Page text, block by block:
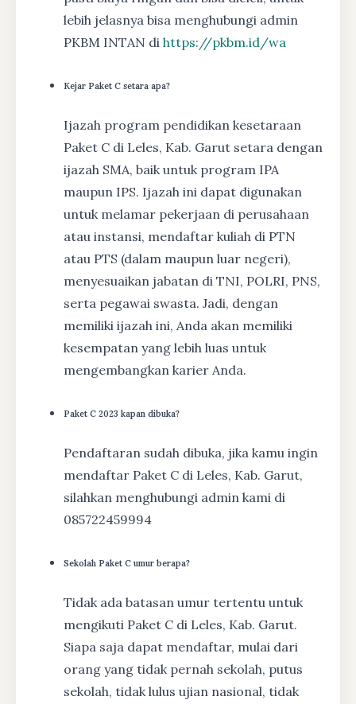
lebih jelasnya bisa menghubungi admin
PKBM INTAN di https://pkbm.id/wa
Kejar Paket C setara apa?
Ijazah program pendidikan kesetaraan
Paket C di Leles, Kab. Garut setara dengan
ijazah SMA, baik untuk program IPA
maupun IPS. Ijazah ini dapat digunakan
untuk melamar pekerjaan di perusahaan
atau instansi, mendaftar kuliah di PTN
atau PTS (dalam maupun luar negeri),
menyesuaikan jabatan di TNI, POLRI, PNS,
serta pegawai swasta. Jadi, dengan
memiliki ijazah ini, Anda akan memiliki
kesempatan yang lebih luas untuk
mengembangkan karier Anda.
Paket C 2023 kapan dibuka?
Pendaftaran sudah dibuka, jika kamu ingin
mendaftar Paket C di Leles, Kab. Garut,
silahkan menghubungi admin kami di
085722459994
Sekolah Paket C umur berapa?
Tidak ada batasan umur tertentu untuk
mengikuti Paket C di Leles, Kab. Garut.
Siapa saja dapat mendaftar, mulai dari
orang yang tidak pernah sekolah, putus
sekolah, tidak lulus ujian nasional, tidak